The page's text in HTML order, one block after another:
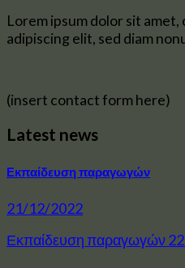
Lorem ipsum dolor sit
adipiscing elit, sed diam
(insert contact form here)
Latest news
Εκπαίδευση παραγωγών
21/12/2022
Εκπαίδευση παραγωγών